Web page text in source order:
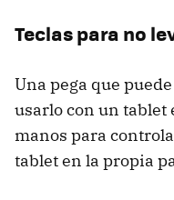
Teclas para no
Una pega que
usarlo con un tablet
manos para
tablet en la propia